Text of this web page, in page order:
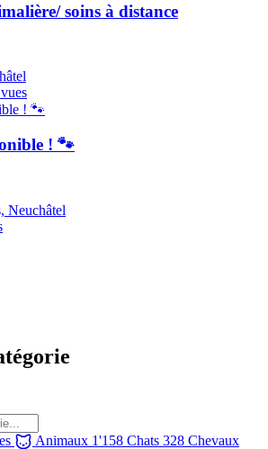
soins à distance
! 🐾
Neuchâtel
Animaux 1'158 Chats 328 Chevaux